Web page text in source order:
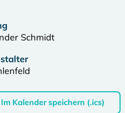
Schmidt
Im Kalender speichern (.ics)